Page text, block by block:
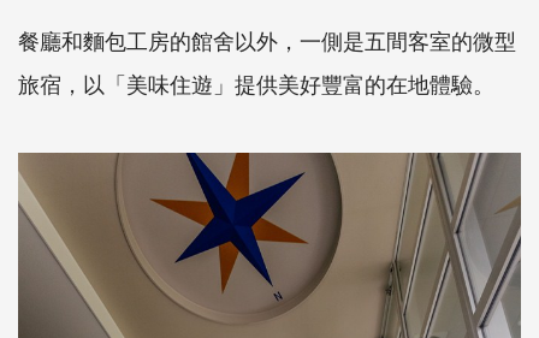
餐廳和麵包工房的館舍以外，一側是五間客室的微型
旅宿，以「美味住遊」提供美好豐富的在地體驗。